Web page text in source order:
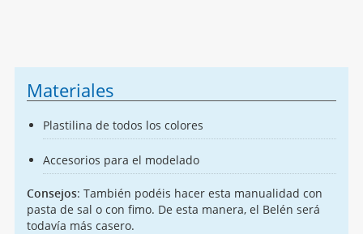
Materiales
Plastilina de todos los colores
Accesorios para el modelado
Consejos: También podéis hacer esta manualidad con
pasta de sal o con fimo. De esta manera, el Belén será
todavía más casero.